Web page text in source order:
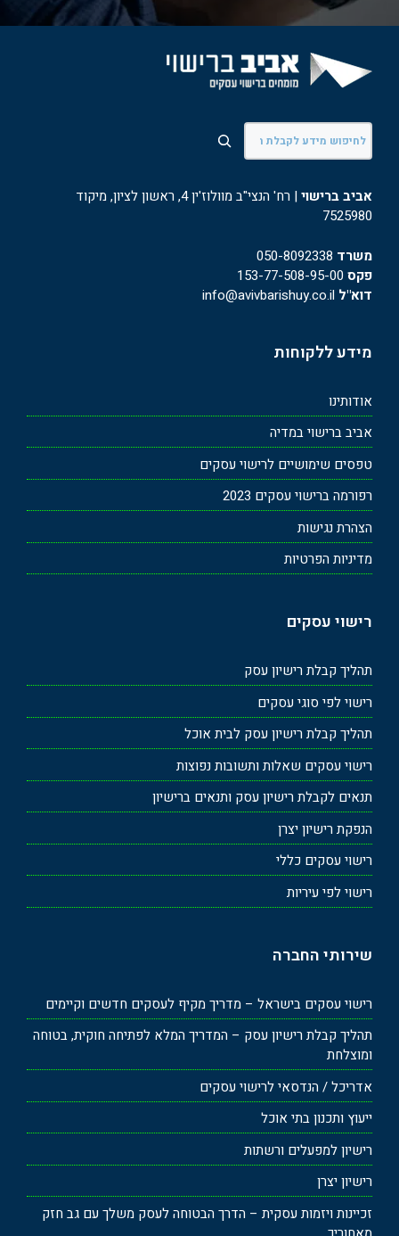
חיפוש
אביב ברישוי
| רח' הנצי"ב מוולוז'ין 4, ראשון לציון, מיקוד
7525980
משרד 050-8092338
פקס
דוא"ל
מידע ללקוחות
אודותינו
אביב ברישוי במדיה
טפסים שימושיים לרישוי עסקים
רפורמה ברישוי עסקים 2023
הצהרת נגישות
מדיניות הפרטיות
רישוי עסקים
תהליך קבלת רישיון עסק
רישוי לפי סוגי עסקים
תהליך קבלת רישיון עסק לבית אוכל
רישוי עסקים שאלות ותשובות נפוצות
תנאים לקבלת רישיון עסק ותנאים ברישיון
הנפקת רישיון יצרן
רישוי עסקים כללי
רישוי לפי עיריות
שירותי החברה
רישוי עסקים בישראל – מדריך מקיף לעסקים חדשים וקיימים
תהליך קבלת רישיון עסק – המדריך המלא לפתיחה חוקית, בטוחה
ומוצלחת
אדריכל / הנדסאי לרישוי עסקים
ייעוץ ותכנון בתי אוכל
רישיון למפעלים ורשתות
רישיון יצרן
זכיינות ויזמות עסקית – הדרך הבטוחה לעסק משלך עם גב חזק